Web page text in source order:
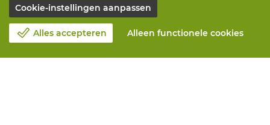
Cookie-instellingen aanpassen
Alles accepteren Alleen functionele cookies